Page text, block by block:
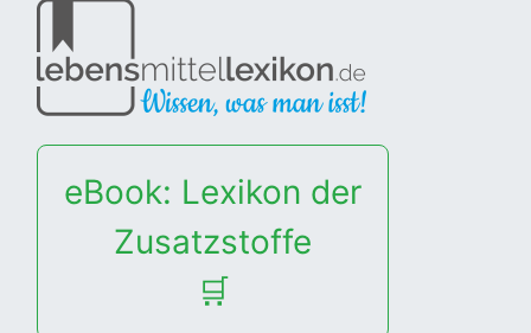
eBook: Lexikon der
Zusatzstoffe
🛒